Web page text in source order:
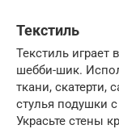
Текстиль
Текстиль
шебби-шик.
ткани, скатерти,
стулья подушки
Украсьте стены